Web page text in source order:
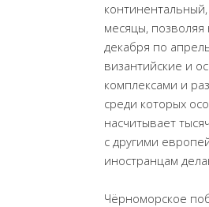
месяцы,
декабря по
византийские и
комплексами и
среди которых
насчитывает
с другими
иностранцам
Чёрноморское